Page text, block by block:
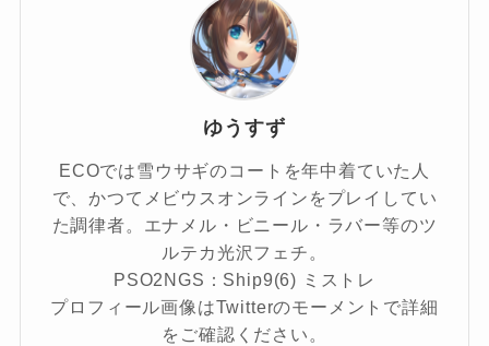
ゆうすず
ECOでは雪ウサギのコートを年中着ていた人
で、かつてメビウスオンラインをプレイしてい
た調律者。エナメル・ビニール・ラバー等のツ
ルテカ光沢フェチ。
PSO2NGS：Ship9(6) ミストレ
プロフィール画像はTwitterのモーメントで詳細
をご確認ください。